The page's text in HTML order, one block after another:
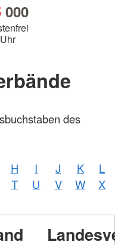
000
des
H I J K
L
T U V W
X